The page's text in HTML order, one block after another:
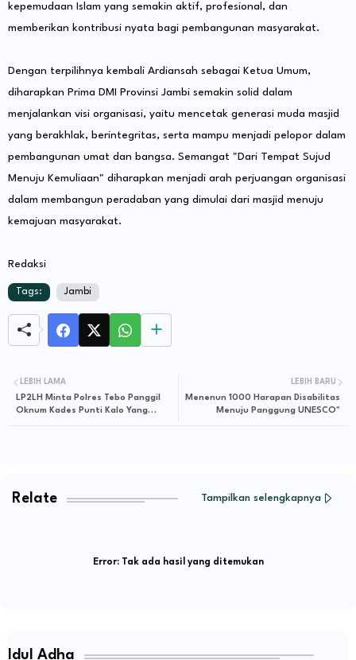
kepemudaan Islam yang semakin aktif, profesional, dan
memberikan kontribusi nyata bagi pembangunan masyarakat.
Dengan terpilihnya kembali Ardiansah sebagai Ketua Umum,
diharapkan Prima DMI Provinsi Jambi semakin solid dalam
menjalankan visi organisasi, yaitu mencetak generasi muda masjid
yang berakhlak, berintegritas, serta mampu menjadi pelopor dalam
pembangunan umat dan bangsa. Semangat "Dari Tempat Sujud
Menuju Kemuliaan" diharapkan menjadi arah perjuangan organisasi
dalam membangun peradaban yang dimulai dari masjid menuju
kemajuan masyarakat.
Redaksi
Tags: Jambi
LEBIH BARU
Menenun 1000 Harapan Disabilitas
Menuju Panggung UNESCO"
LEBIH LAMA
LP2LH Minta Polres Tebo Panggil
Oknum Kades Punti Kalo Yang
Relate Tampilkan selengkapnya
Error:Tak ada hasil yang ditemukan
Idul Adha